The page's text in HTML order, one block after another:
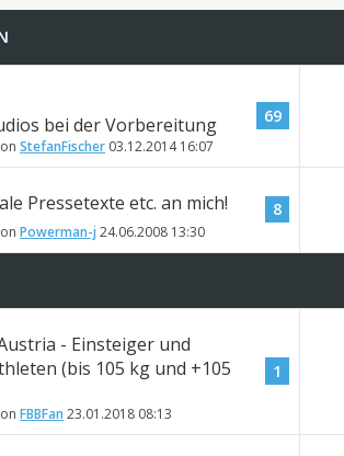
bei der Vorbereitung
StefanFischer 03.12.201416:07
69
Pressetexte etc. an mich!
Powerman-j24.06.2008 13:30
8
- Einsteiger und
(bis 105 kg und +105
FBBFan 23.01.2018 08:13
1